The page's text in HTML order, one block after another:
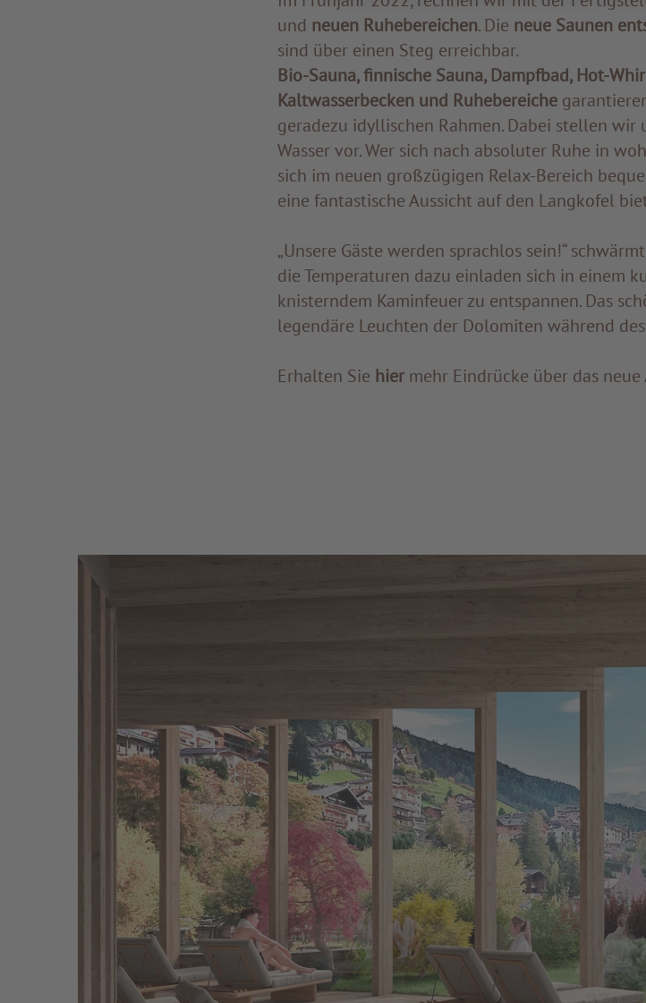
und neuen Ruhebereichen. Die neue Saunen
sind über einen Steg erreichbar.
Bio-Sauna, finnische Sauna, Dampfbad, Hot-
Kaltwasserbecken und Ruhebereiche
geradezu idyllischen Rahmen. Dabei stellen wir
Wasser vor. Wer sich nach absoluter Ruhe in
sich im neuen großzügigen Relax-Bereich
eine fantastische Aussicht auf den Langkofel
„Unsere Gäste werden sprachlos sein!“
die Temperaturen dazu einladen sich in einem
knisterndem Kaminfeuer zu entspannen. Das
legendäre Leuchten der Dolomiten während
Erhalten Sie hier mehr Eindrücke über das neue